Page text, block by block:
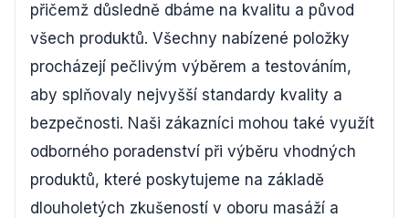
přičemž důsledně dbáme na kvalitu a původ
všech produktů. Všechny nabízené položky
procházejí pečlivým výběrem a testováním,
aby splňovaly nejvyšší standardy kvality a
bezpečnosti. Naši zákazníci mohou také využít
odborného poradenství při výběru vhodných
produktů, které poskytujeme na základě
dlouholetých zkušeností v oboru masáží a